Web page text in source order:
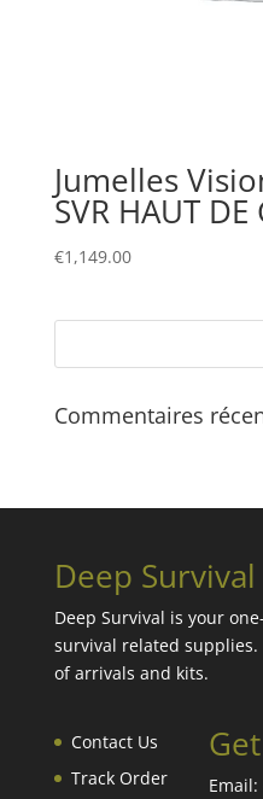
Jumelles
SVR HAUT DE
€1,149.00
Commentaires
Deep Survival
Deep Survival is your
survival related
of arrivals and kits.
Contact Us
Track Order